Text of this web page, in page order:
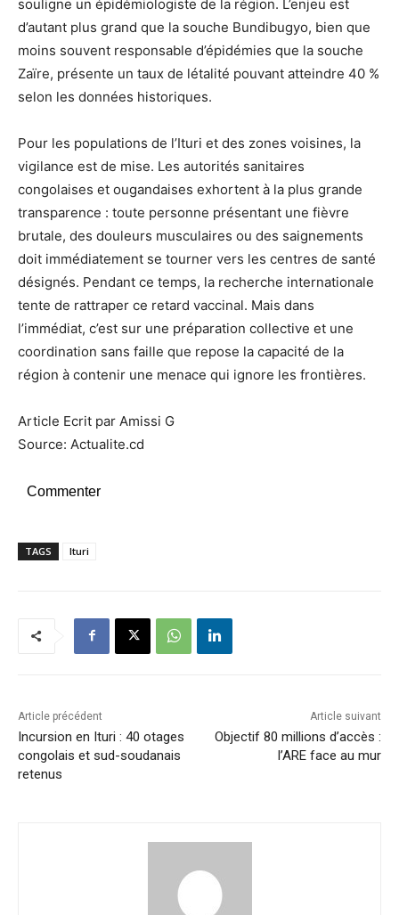
souligne un épidémiologiste de la région. L’enjeu est
d’autant plus grand que la souche Bundibugyo, bien que
moins souvent responsable d’épidémies que la souche
Zaïre, présente un taux de létalité pouvant atteindre 40 %
selon les données historiques.
Pour les populations de l’Ituri et des zones voisines, la
vigilance est de mise. Les autorités sanitaires
congolaises et ougandaises exhortent à la plus grande
transparence : toute personne présentant une fièvre
brutale, des douleurs musculaires ou des saignements
doit immédiatement se tourner vers les centres de santé
désignés. Pendant ce temps, la recherche internationale
tente de rattraper ce retard vaccinal. Mais dans
l’immédiat, c’est sur une préparation collective et une
coordination sans faille que repose la capacité de la
région à contenir une menace qui ignore les frontières.
Article Ecrit par Amissi G
Source: Actualite.cd
Commenter
TAGS Ituri
Article précédent
Incursion en Ituri : 40 otages
congolais et sud-soudanais
retenus
Article suivant
Objectif 80 millions d’accès :
l’ARE face au mur